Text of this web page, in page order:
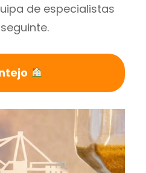
de especialistas